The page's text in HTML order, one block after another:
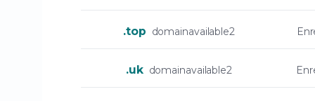
.top domainavailable2
.uk domainavailable2